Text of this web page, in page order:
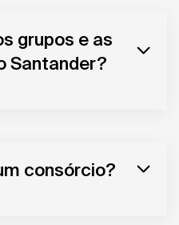
grupos e as
Santander?
consórcio?